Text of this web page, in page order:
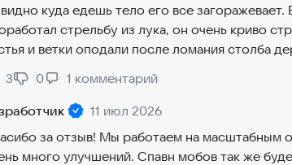
куда едешь тело его все
стрельбу из лука, он очень криво
и ветки оподали после ломания столба
3
Не нравится:
0 1 комментарий
11 июл 2026
за отзыв! Мы работаем на масштабным
много улучшений. Спавн мобов так же